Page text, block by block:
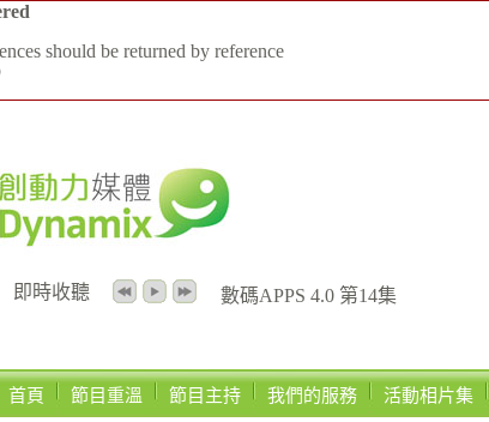
should be returned by reference
即時收聽 數碼APPS 4.0 第14集
首頁
節目重溫 節目主持 我們的服務 活動相片集